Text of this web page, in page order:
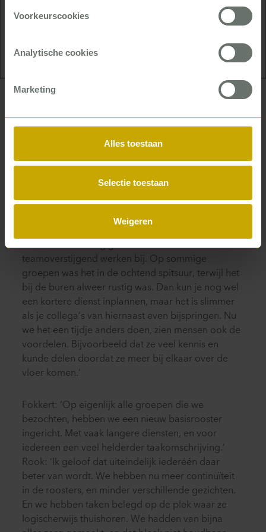
Voorkeurscookies
Analytische cookies
Marketing
Alles toestaan
Selectie toestaan
Weigeren
roosters, en minder verschillende gezichten.
Vlimmeren. ‘Omdat het raakt aan wat mensen
gewend zijn, en wat ze al jaren met de beste
het ook zo belangrijk om te benadrukken dat we
dit júíst voor onze cliënten, medewerkers en
organisatie doen. Dat het erom gaat dat we straks
teamoverstijgend werken bij. Op sommige
groepen was het in de ochtend spitsuur, terwijl het
bij de buren alweer rustig was. Dan kun je nog wel
een kortere dienst inplannen, maar het is slimmer
als je collega’s van hiernaast even bijspringen. Nu
we het een tijdje anders doen, zien mensen ook de
voordelen. Bijvoorbeeld dat ze veel kennis en
kunde delen doordat ze meer bij elkaar over de
vloer komen.’
Fokkert: ‘Op eigenlijk alle groepen die we
bezochten, hebben we een nieuw basisrooster
ingericht. Met vaak langere diensten, en voor
iedereen een veel helderder taakomschrijving.’
Rook: ‘Ik geloof dat uiteindelijk iederéén daar
beter van wordt. We hebben nu meer continuïteit
in de roosters, en minder verschillende gezichten.
En we hebben taken belegd op de plek waar ze
logischerwijs thuishoren. We hadden van bijna